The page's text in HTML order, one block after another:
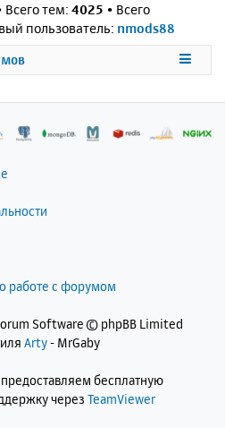
Всего тем: 4025 • Всего
пользователь: nmods88
работе с форумом
Software © phpBB Limited
Arty- MrGaby
, предоставляем бесплатную
через TeamViewer